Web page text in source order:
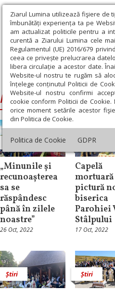
Ziarul Lumina utilizează fişiere de
îmbunătăți experiența ta pe
am actualizat politicile pentru a
curentă a Ziarului Lumina cele
Regulamentul (UE) 2016/679
ceea ce privește prelucrarea
libera circulație a acestor date.
Website-ul nostru te rugăm să
înțelege conținutul Politicii de
Website-ul nostru confirmi
cookie conform Politicii de
orice moment setările acestor
din Politica de Cookie.
Politica de Cookie GDPR
Ziarul Lumina › Ieronim, Episcopul
Ieronim, Episcopul
Știri
„Minunile și
recunoașterea
sa se
răspândesc
până în zilele
noastre”
26 Oct, 2022
Știri
Capelă
pictură
biserica
Parohiei
Stâlpului
17 Oct, 2022
Știri Știri